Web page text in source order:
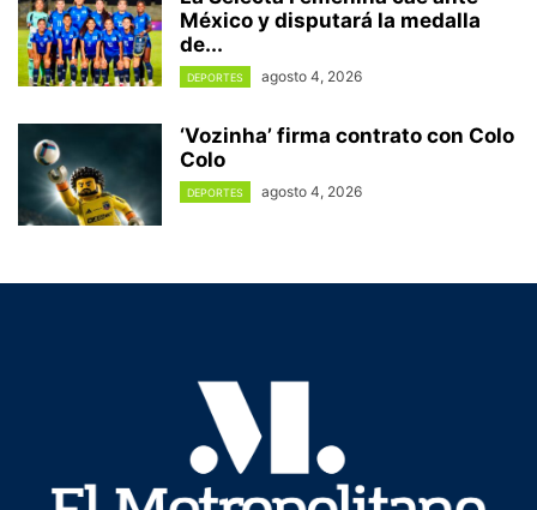
México y disputará la medalla
de...
DEPORTES agosto 4, 2026
‘Vozinha’ firma contrato con Colo
Colo
DEPORTES agosto 4, 2026